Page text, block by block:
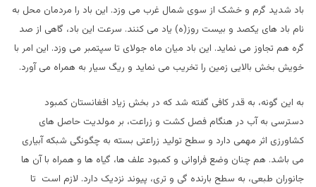
باد شدید گرم و خشک از سوی شمال غرب می وزد. این باد را مردمان محل به
نام باد های یکصد و بیست روز(ه) یاد می کنند. سرعت این باد، گاهی از صد
گره هم تجاوز می نماید. این باد میان ماه جولای تا سپتمبر می وزد. این امر با
خویش بخش بالایی زمین را تخریب می نماید و ریگ سیار به همراه می آورد.
به این گونه، به قدر کافی گفته شد که در بخش زیاد افغانستان کمبود
دسترسی به آب در هنگام فصل کشت و زراعت، بر مولدیت حاصل های
کشاورزی اثر مهمی دارد و سطح تولید زراعتی بسته به چگونگی شبکه آبیاری
می باشد. هم چنان وضع فراوانی و کمبود علف ها، گیاه ها و همراه با آن ها
جانوران طبعی، به سطح بارنده گی و تری، پیوند نزدیک دارد. لازم است تا